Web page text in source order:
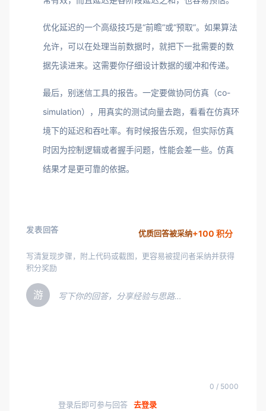
优化延迟的一个高级技巧是“前瞻”或“预取”。如果算法
允许，可以在处理当前数据时，就把下一批需要的数
据先读进来。这需要你仔细设计数据的缓冲和传递。
最后，别迷信工具的报告。一定要做协同仿真（co-
simulation），用真实的测试向量去跑，看看在仿真环
境下的延迟和吞吐率。有时候报告乐观，但实际仿真
时因为控制逻辑或者握手问题，性能会差一些。仿真
结果才是更可靠的依据。
发表回答 优质回答被采纳+100 积分
写清复现步骤，附上代码或截图，更容易被提问者采纳并获得
积分奖励
游 写下你的回答，分享经验与思路…
0 / 5000
登录后即可参与回答 去登录